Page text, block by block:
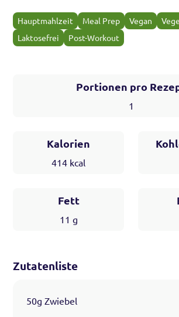
Hauptmahlzeit Meal Prep Vegan
Laktosefrei
Post-Workout
Portionen pro
1
Kalorien
414 kcal
Fett
11 g
Zutatenliste
50g Zwiebel